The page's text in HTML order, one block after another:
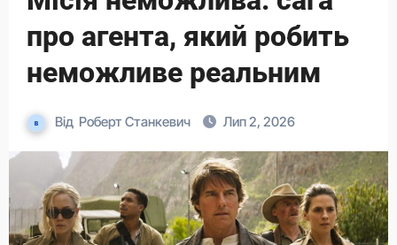
про агента, який робить
неможливе реальним
Від Роберт Станкевич Лип 2, 2026